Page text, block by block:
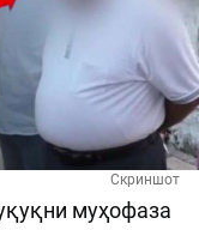
Скриншот
муҳофаза